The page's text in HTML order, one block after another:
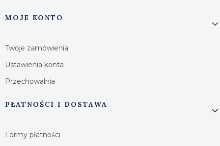
MOJE KONTO
Twoje zamówienia
Ustawienia konta
Przechowalnia
PŁATNOŚCI I DOSTAWA
Formy płatności